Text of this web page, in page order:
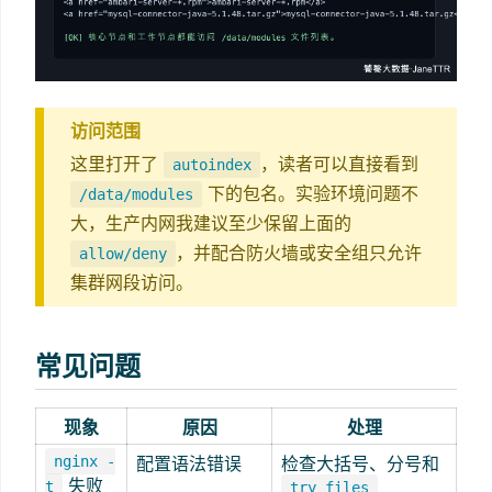
访问范围
这里打开了
autoindex ，读者可以直接看到
/data/modules
下的包名。实验环境问题不
大，生产内网我建议至少保留上面的
allow/deny
，并配合防火墙或安全组只允许
集群网段访问。
常见问题
现象 原因 处理
nginx -
t
失败
配置语法错误 检查大括号、分号和
try_files